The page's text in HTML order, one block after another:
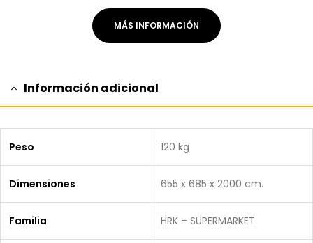
MÁS INFORMACIÓN
Información adicional
Peso 120 kg
Dimensiones 655 x 685 x 2000 cm.
Familia HRK – SUPERMARKET